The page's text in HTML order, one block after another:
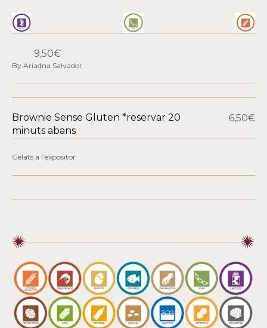
9,50€
By Ariadna Salvador.
Brownie Sense Gluten *reservar 20
minuts abans
6,50€
Gelats a l’expositor